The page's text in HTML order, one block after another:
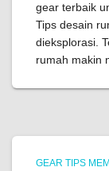
gear terbaik
Tips desain
dieksplorasi.
rumah makin
GEAR TIPS